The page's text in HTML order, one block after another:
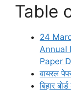
Table
24
Annual
Paper
वायरल
बिहार